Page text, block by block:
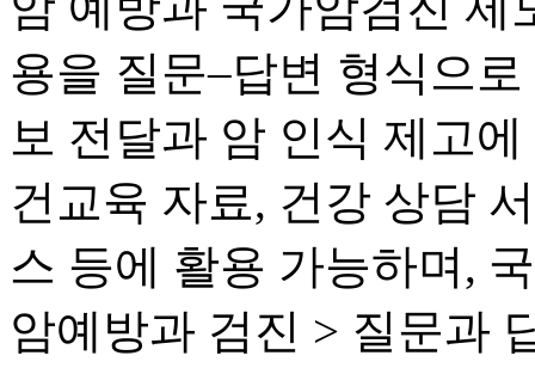
용을 질문–답변 형식으
보 전달과 암 인식 제고
건교육 자료, 건강 상담
스 등에 활용 가능하며,
암예방과 검진 > 질문과